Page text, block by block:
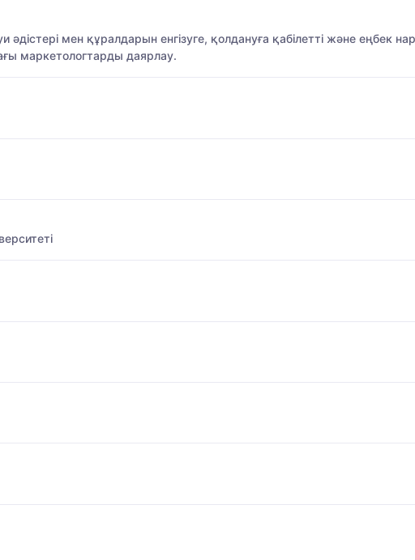
мен құралдарын енгізуге, қолдануға қабілетті және еңбек
маркетологтарды даярлау.